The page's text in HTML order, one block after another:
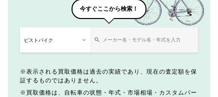
今すぐここから検索！
表示される買取価格は過去の実績であり、現在の査定額を保
証するものではありません。
買取価格は、自転車の状態・年式・市場相場・カスタムパー